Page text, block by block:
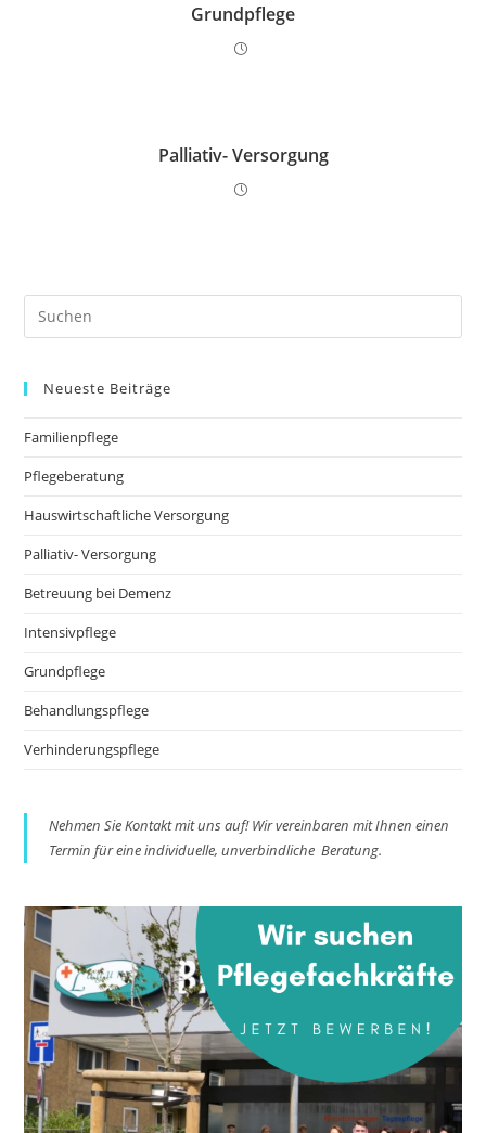
Grundpflege
Palliativ- Versorgung
Neueste Beiträge
Familienpflege
Pflegeberatung
Hauswirtschaftliche Versorgung
Palliativ- Versorgung
Betreuung bei Demenz
Intensivpflege
Grundpflege
Behandlungspflege
Verhinderungspflege
Nehmen Sie Kontakt mit uns auf! Wir vereinbaren mit Ihnen einen
Termin für eine individuelle, unverbindliche Beratung.